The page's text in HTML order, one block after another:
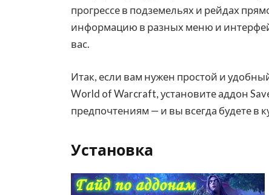
прогрессе в подземельях и рейдах
информацию в разных меню и
вас.
Итак, если вам нужен простой и
World of Warcraft, установите аддон
предпочтениям — и вы всегда будете в
Установка